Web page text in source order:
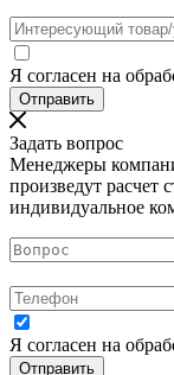
Я согласен на
Задать вопрос
Менеджеры
произведут расчет
индивидуальное
Я согласен на